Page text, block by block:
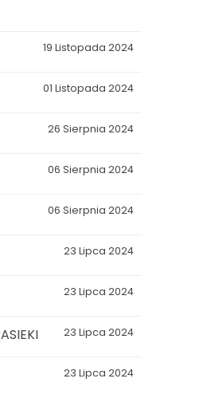
19 Listopada 2024
01 Listopada 2024
26 Sierpnia 2024
06 Sierpnia 2024
06 Sierpnia 2024
23 Lipca 2024
23 Lipca 2024
23 Lipca 2024
23 Lipca 2024